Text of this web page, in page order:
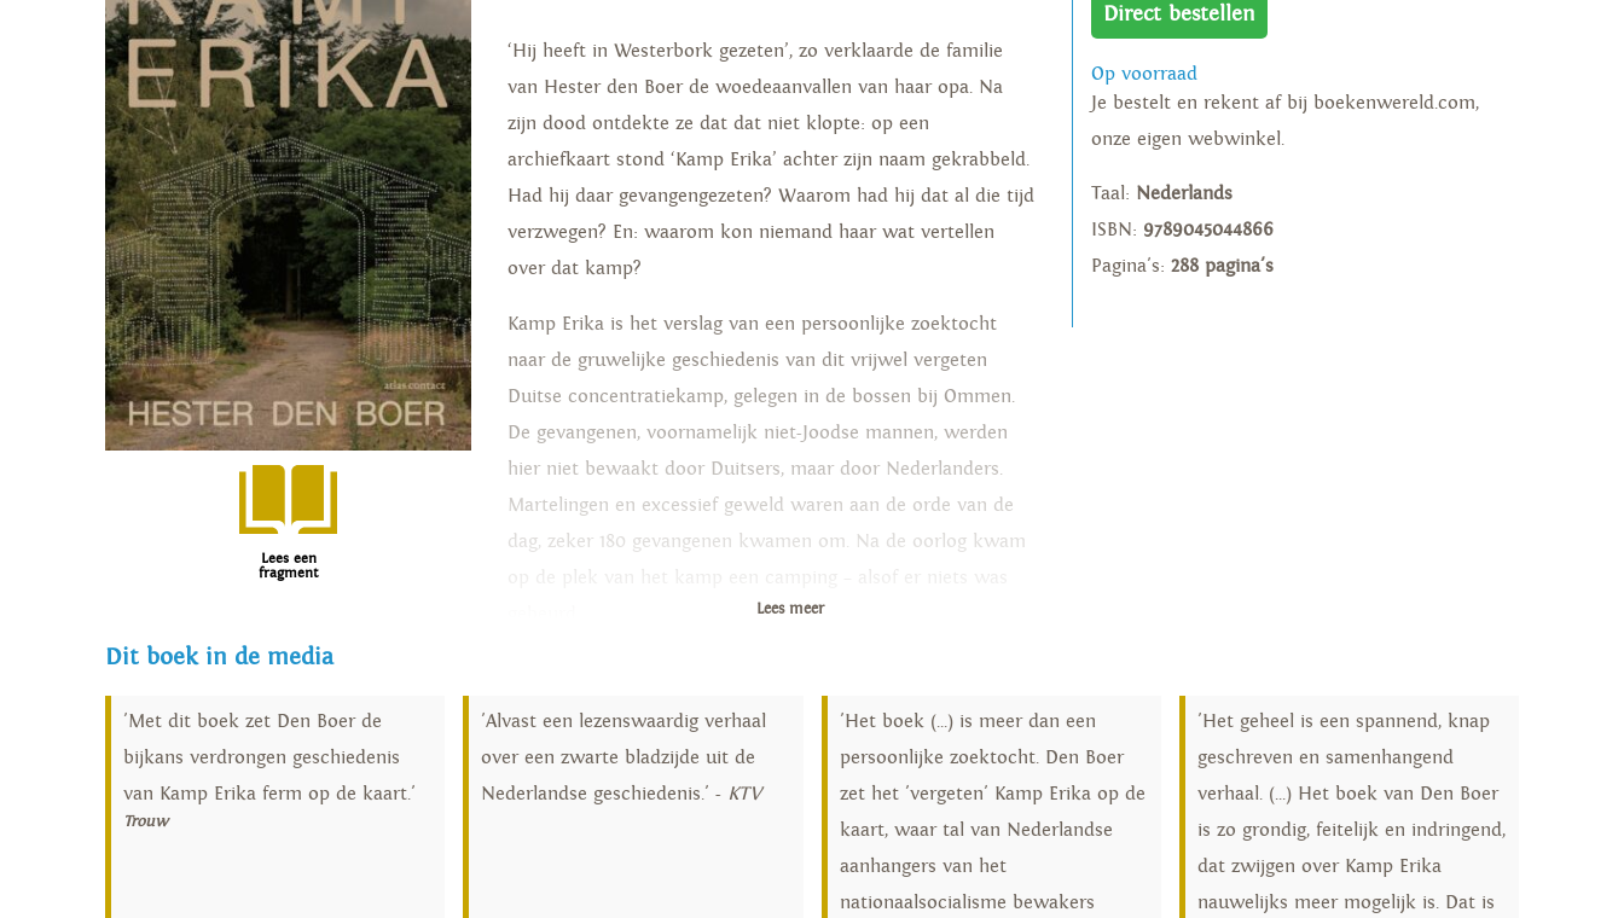
Lees een
fragment
‘Hij heeft in Westerbork gezeten’, zo verklaarde de familie
van Hester den Boer de woedeaanvallen van haar opa. Na
zijn dood ontdekte ze dat dat niet klopte: op een
archiefkaart stond ‘Kamp Erika’ achter zijn naam gekrabbeld.
Had hij daar gevangengezeten? Waarom had hij dat al die tijd
verzwegen? En: waarom kon niemand haar wat vertellen
over dat kamp?
Kamp Erika is het verslag van een persoonlijke zoektocht
naar de gruwelijke geschiedenis van dit vrijwel vergeten
Duitse concentratiekamp, gelegen in de bossen bij Ommen.
De gevangenen, voornamelijk niet-Joodse mannen, werden
hier niet bewaakt door Duitsers, maar door Nederlanders.
Martelingen en excessief geweld waren aan de orde van de
dag, zeker 180 gevangenen kwamen om. Na de oorlog kwam
Lees meer
Direct bestellen
Op voorraad
Je bestelt en rekent af bij boekenwereld.com,
onze eigen webwinkel.
Taal: Nederlands
ISBN: 9789045044866
Pagina's: 288 pagina's
Dit boek in de media
'Met dit boek zet Den Boer de
bijkans verdrongen geschiedenis
van Kamp Erika ferm op de kaart.'
Trouw
'Alvast een lezenswaardig verhaal
over een zwarte bladzijde uit de
Nederlandse geschiedenis.' - KTV
'Het boek (...) is meer dan een
persoonlijke zoektocht. Den Boer
zet het 'vergeten' Kamp Erika op de
kaart, waar tal van Nederlandse
aanhangers van het
nationaalsocialisme bewakers
'Het geheel is een spannend, knap
geschreven en samenhangend
verhaal. (...) Het boek van Den Boer
is zo grondig, feitelijk en indringend,
dat zwijgen over Kamp Erika
nauwelijks meer mogelijk is. Dat is